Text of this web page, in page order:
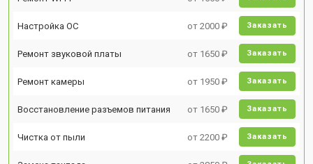
Настройка ОС от 2000 ₽ Заказать
Ремонт звуковой платы от 1650 ₽ Заказать
Ремонт камеры от 1950 ₽ Заказать
Восстановление разъемов питания от 1650 ₽ Заказать
Чистка от пыли от 2200 ₽ Заказать